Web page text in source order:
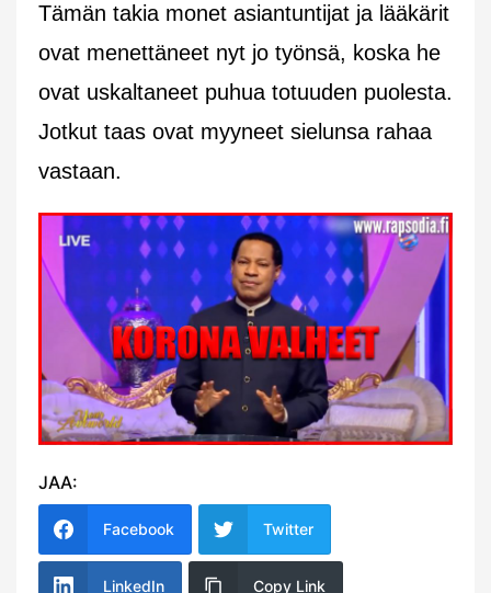
Tämän takia monet asiantuntijat ja lääkärit
ovat menettäneet nyt jo työnsä, koska he
ovat uskaltaneet puhua totuuden puolesta.
Jotkut taas ovat myyneet sielunsa rahaa
vastaan.
JAA:
Facebook Twitter
LinkedIn Copy Link